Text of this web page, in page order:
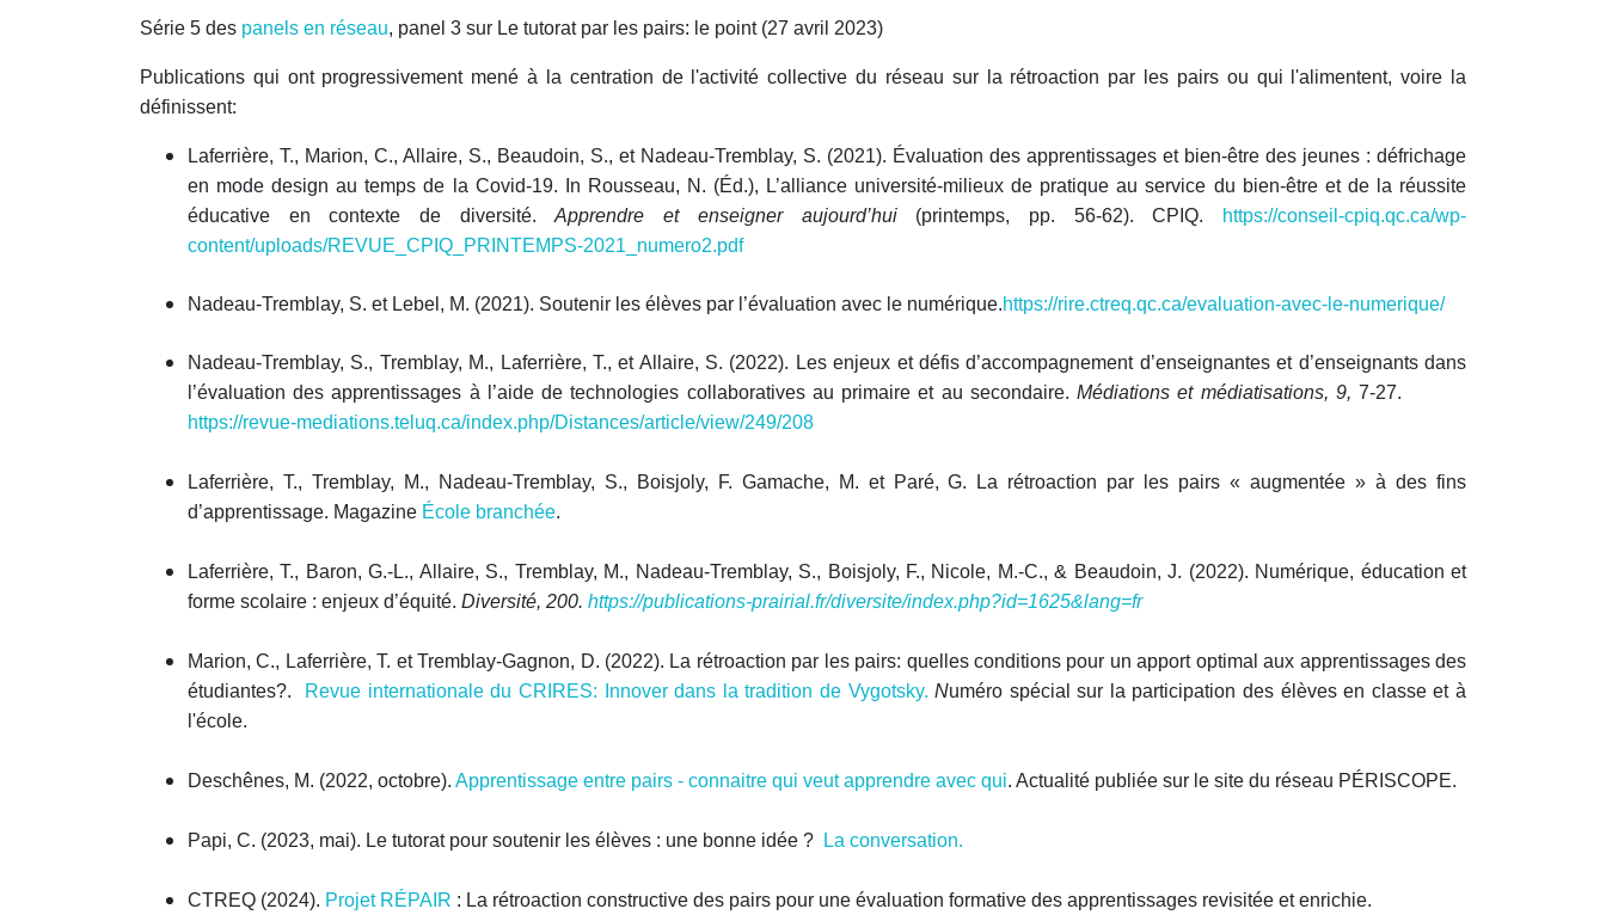
Série 5 des panels en réseau, panel 3 sur Le tutorat par les pairs: le point (27 avril 2023)
Publications qui ont progressivement mené à la centration de l'activité collective du réseau sur la rétroaction par les pairs ou qui l'alimentent, voire la
définissent:
Laferrière, T., Marion, C., Allaire, S., Beaudoin, S., et Nadeau-Tremblay, S. (2021). Évaluation des apprentissages et bien-être des jeunes : défrichage
en mode design au temps de la Covid-19. In Rousseau, N. (Éd.), L’alliance université-milieux de pratique au service du bien-être et de la réussite
éducative en contexte de diversité.Apprendre et enseigner aujourd’hui(printemps, pp. 56-62). CPIQ.
https://conseil-cpiq.qc.ca/wp-
content/uploads/REVUE_CPIQ_PRINTEMPS-2021_numero2.pdf
Nadeau-Tremblay, S. et Lebel, M. (2021). Soutenir les élèves par l’évaluation avec le numérique.https://rire.ctreq.qc.ca/evaluation-avec-le-numerique/
Nadeau-Tremblay, S., Tremblay, M., Laferrière, T., et Allaire, S. (2022). Les enjeux et défis d’accompagnement d’enseignantes et d’enseignants dans
l’évaluation des apprentissages à l’aide de technologies collaboratives au primaire et au secondaire.Médiations et médiatisations, 9,7-27.
https://revue-mediations.teluq.ca/index.php/Distances/article/view/249/208
Laferrière, T., Tremblay, M., Nadeau-Tremblay, S., Boisjoly, F. Gamache, M. et Paré, G. La rétroaction par les pairs « augmentée » à des fins
d’apprentissage. Magazine École branchée.
Laferrière, T., Baron, G.-L., Allaire, S., Tremblay, M., Nadeau-Tremblay, S., Boisjoly, F., Nicole, M.-C., & Beaudoin, J. (2022). Numérique, éducation et
forme scolaire : enjeux d’équité. Diversité, 200. https://publications-prairial.fr/diversite/index.php?id=1625&lang=fr
Marion, C., Laferrière, T. et Tremblay-Gagnon, D. (2022). La rétroaction par les pairs: quelles conditions pour un apport optimal aux apprentissages des
étudiantes?.
Revue internationale du CRIRES: Innover dans la tradition de Vygotsky.Numéro spécial sur la participation des élèves en classe et à
l'école.
Deschênes, M. (2022, octobre). Apprentissage entre pairs - connaitre qui veut apprendre avec qui. Actualité publiée sur le site du réseau PÉRISCOPE.
Papi, C. (2023, mai). Le tutorat pour soutenir les élèves : une bonne idée ? La conversation.
CTREQ (2024). Projet RÉPAIR : La rétroaction constructive des pairs pour une évaluation formative des apprentissages revisitée et enrichie.